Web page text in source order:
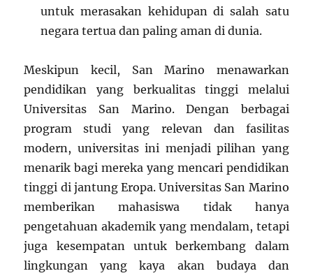
untuk merasakan kehidupan di salah satu
negara tertua dan paling aman di dunia.
Meskipun kecil, San Marino menawarkan
pendidikan yang berkualitas tinggi melalui
Universitas San Marino. Dengan berbagai
program studi yang relevan dan fasilitas
modern, universitas ini menjadi pilihan yang
menarik bagi mereka yang mencari pendidikan
tinggi di jantung Eropa. Universitas San Marino
memberikan mahasiswa tidak hanya
pengetahuan akademik yang mendalam, tetapi
juga kesempatan untuk berkembang dalam
lingkungan yang kaya akan budaya dan